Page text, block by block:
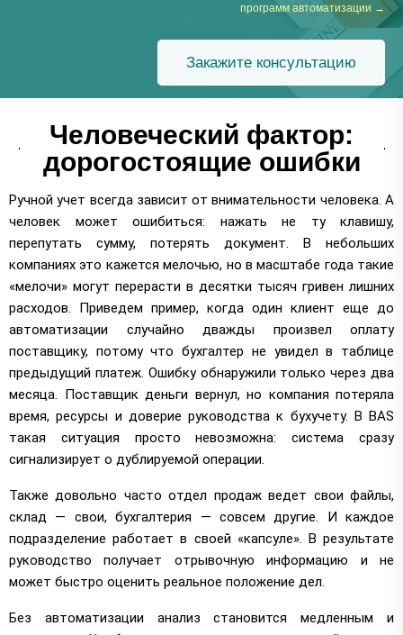
программ автоматизации →
Закажите консультацию
Человеческий фактор:
дорогостоящие ошибки
Ручной учет всегда зависит от внимательности человека. А
человек может ошибиться: нажать не ту клавишу,
перепутать сумму, потерять документ. В небольших
компаниях это кажется мелочью, но в масштабе года такие
«мелочи» могут перерасти в десятки тысяч гривен лишних
расходов. Приведем пример, когда один клиент еще до
автоматизации случайно дважды произвел оплату
поставщику, потому что бухгалтер не увидел в таблице
предыдущий платеж. Ошибку обнаружили только через два
месяца. Поставщик деньги вернул, но компания потеряла
время, ресурсы и доверие руководства к бухучету. В BAS
такая ситуация просто невозможна: система сразу
сигнализирует о дублируемой операции.
Также довольно часто отдел продаж ведет свои файлы,
склад — свои, бухгалтерия — совсем другие. И каждое
подразделение работает в своей «капсуле». В результате
руководство получает отрывочную информацию и не
может быстро оценить реальное положение дел.
Без автоматизации анализ становится медленным и